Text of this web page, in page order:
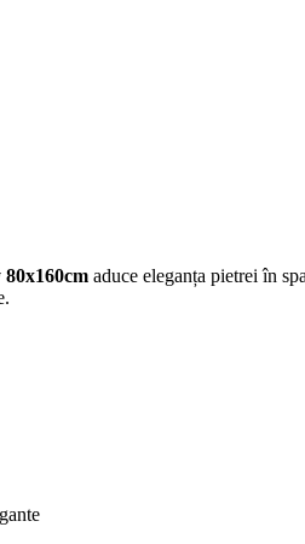
aduce eleganța pietrei în